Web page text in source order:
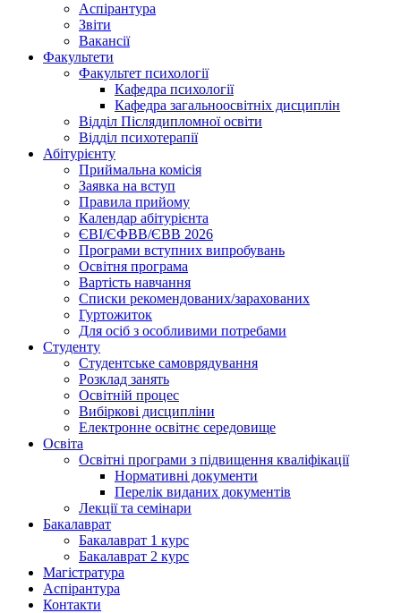
Аспірантура
Звіти
Вакансії
Факультети
Факультет психології
Кафедра психології
Кафедра загальноосвітніх дисциплін
Відділ Післядипломної освіти
Відділ психотерапії
Абітурієнту
Приймальна комісія
Заявка на вступ
Правила прийому
Календар абітурієнта
ЄВІ/ЄФВВ/ЄВВ 2026
Програми вступних випробувань
Освітня програма
Вартість навчання
Списки рекомендованих/зарахованих
Гуртожиток
Для осіб з особливими потребами
Студенту
Студентське самоврядування
Розклад занять
Освітній процес
Вибіркові дисципліни
Електронне освітнє середовище
Освіта
Освітні програми з підвищення кваліфікації
Нормативні документи
Перелік виданих документів
Лекції та семінари
Бакалаврат
Бакалаврат 1 курс
Бакалаврат 2 курс
Магістратура
Аспірантура
Контакти